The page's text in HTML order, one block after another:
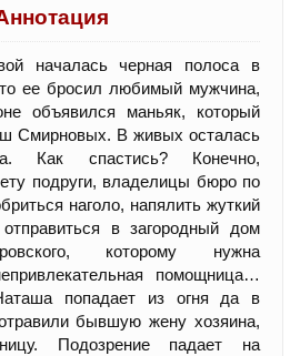
началась черная полоса в
ее бросил любимый мужчина,
объявился маньяк, который
Смирновых. В живых осталась
Как спастись? Конечно,
подруги, владелицы бюро по
наголо, напялить жуткий
в загородный дом
которому нужна
помощница…
попадает из огня да в
бывшую жену хозяина,
Подозрение падает на